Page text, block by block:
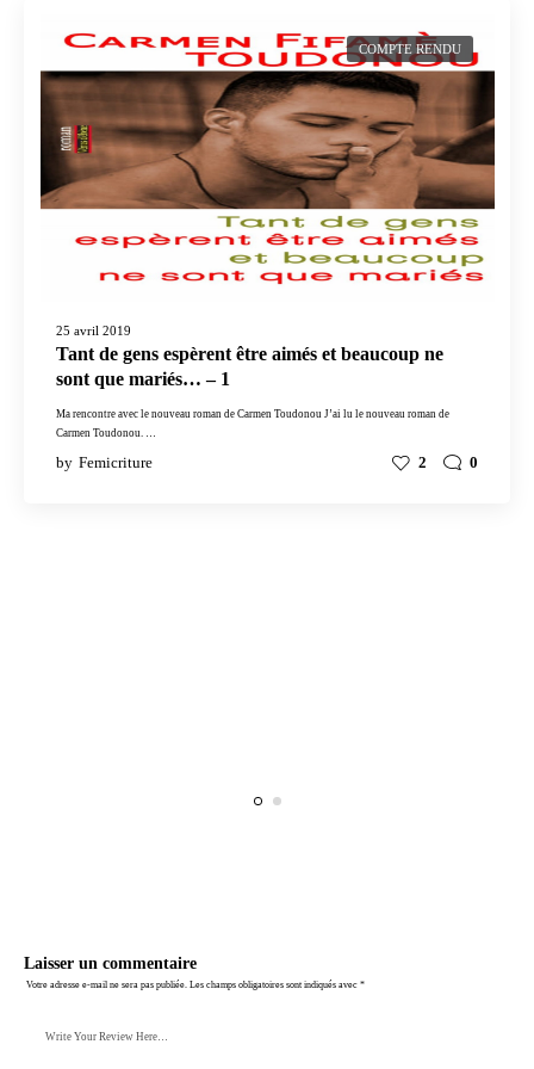
25 avril 2019
COMPTE RENDU
Tant de gens espèrent être aimés et beaucoup ne
sont que mariés… – 1
Ma rencontre avec le nouveau roman de Carmen Toudonou J’ai lu le nouveau roman de
Carmen Toudonou. …
by Femicriture 2 0
Laisser un commentaire
Votre adresse e-mail ne sera pas publiée. Les champs obligatoires sont indiqués avec *